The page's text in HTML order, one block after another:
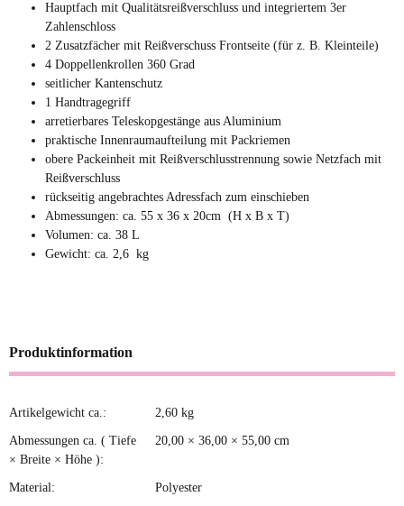
Hauptfach mit Qualitätsreißverschluss und integriertem 3er
Zahlenschloss
2 Zusatzfächer mit Reißverschuss Frontseite (für z. B. Kleinteile)
4 Doppellenkrollen 360 Grad
seitlicher Kantenschutz
1 Handtragegriff
arretierbares Teleskopgestänge aus Aluminium
praktische Innenraumaufteilung mit Packriemen
obere Packeinheit mit Reißverschlusstrennung sowie Netzfach mit
Reißverschluss
rückseitig angebrachtes Adressfach zum einschieben
Abmessungen: ca. 55 x 36 x 20cm (H x B x T)
Volumen: ca. 38 L
Gewicht: ca. 2,6 kg
Produktinformation
Produkteigenschaft
Wert
Artikelgewicht ca.: 2,60 kg
Abmessungen ca. ( Tiefe
× Breite × Höhe ):
20,00 × 36,00 × 55,00 cm
Material: Polyester